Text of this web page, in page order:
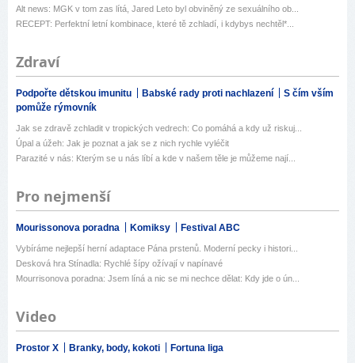
Alt news: MGK v tom zas lítá, Jared Leto byl obviněný ze sexuálního ob...
RECEPT: Perfektní letní kombinace, které tě zchladí, i kdybys nechtěl*...
Zdraví
Podpořte dětskou imunitu Babské rady proti nachlazení
S čím vším
pomůže rýmovník
Jak se zdravě zchladit v tropických vedrech: Co pomáhá a kdy už riskuj...
Úpal a úžeh: Jak je poznat a jak se z nich rychle vyléčit
Parazité v nás: Kterým se u nás líbí a kde v našem těle je můžeme nají...
Pro nejmenší
Mourissonova poradna Komiksy Festival ABC
Vybíráme nejlepší herní adaptace Pána prstenů. Moderní pecky i histori...
Desková hra Stínadla: Rychlé šípy ožívají v napínavé
Mourrisonova poradna: Jsem líná a nic se mi nechce dělat: Kdy jde o ún...
Video
Prostor X Branky, body, kokoti Fortuna liga